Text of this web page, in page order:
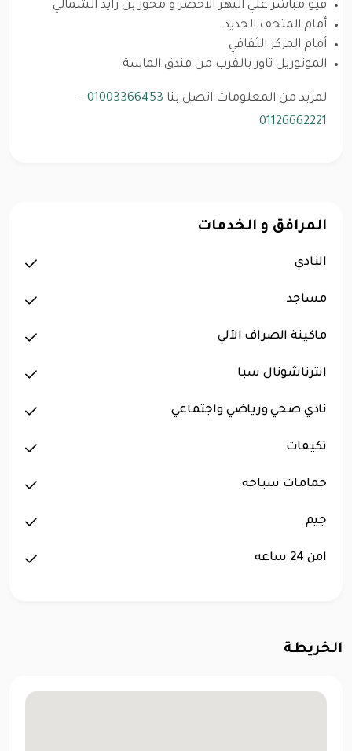
فيو مباشر علي النهر الاخضر و محور بن زايد الشمالي
أمام المتحف الجديد
أمام المركز الثقافي
المونوريل تاور بالقرب من فندق الماسة
لمزيد من المعلومات اتصل بنا 01003366453
-
01126662221
المرافق و الخدمات
النادي
مساجد
ماكينة الصراف الآلي
انترناشونال سبا
نادي صحي ورياضي واجتماعي
تكيفات
حمامات سباحه
جيم
امن 24 ساعه
الخريطة